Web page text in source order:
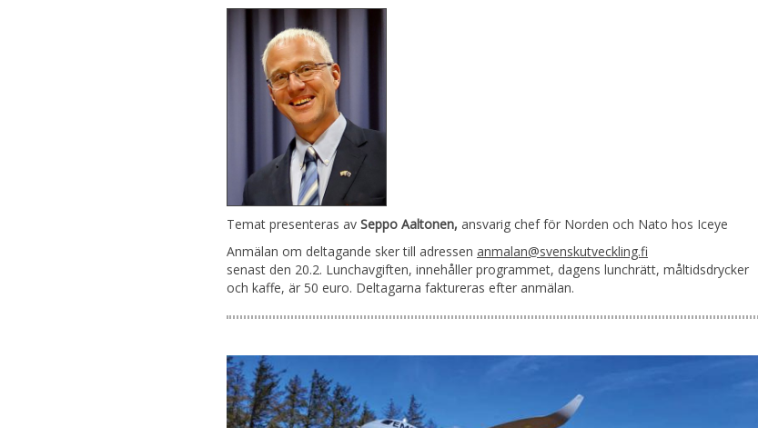
Temat presenteras av Seppo Aaltonen, ansvarig chef för Norden och Nato hos Iceye
Anmälan om deltagande sker till adressen anmalan@svenskutveckling.fi
senast den 20.2. Lunchavgiften, innehåller programmet, dagens lunchrätt, måltidsdrycker
och kaffe, är 50 euro. Deltagarna faktureras efter anmälan.